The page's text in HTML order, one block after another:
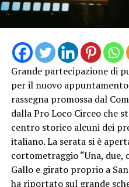
Grande partecipazione di
per il nuovo appuntamento
rassegna promossa dal
dalla Pro Loco Circeo che
centro storico alcuni dei
italiano. La serata si è
cortometraggio “Una, due,
Gallo e girato proprio a
ha riportato sul grande